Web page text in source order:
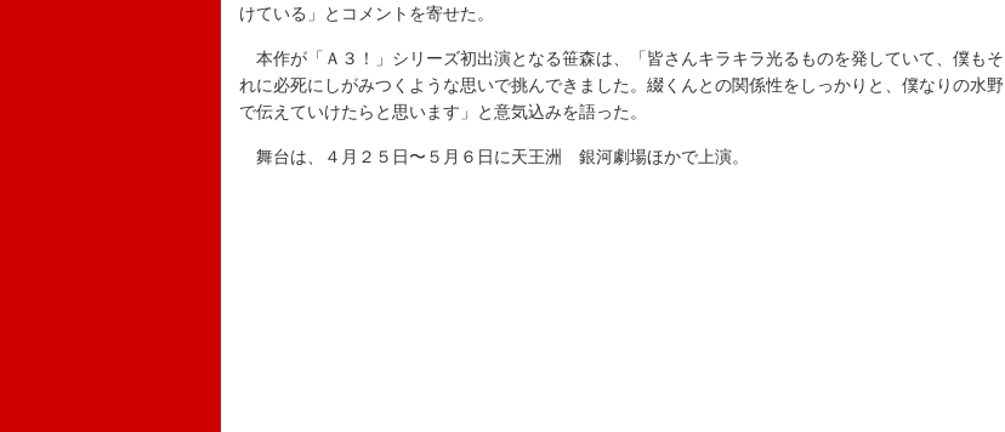
けている」とコメントを寄せた。
本作が「Ａ３！」シリーズ初出演となる笹森は、「皆さんキラキラ光るものを発していて、僕もそ
れに必死にしがみつくような思いで挑んできました。綴くんとの関係性をしっかりと、僕なりの水野
で伝えていけたらと思います」と意気込みを語った。
舞台は、４月２５日〜５月６日に天王洲 銀河劇場ほかで上演。